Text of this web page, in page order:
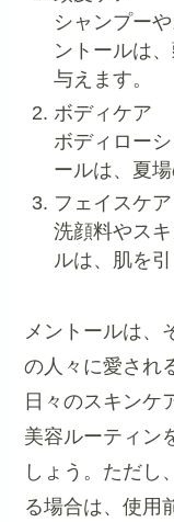
シャンプー
ントールは
与えます。
ボディケア
ボディロー
ールは、夏
フェイスケア
洗顔料やス
ルは、肌を
メントールは、
の人々に愛され
日々のスキンケ
美容ルーティン
しょう。ただし
る場合は、使用